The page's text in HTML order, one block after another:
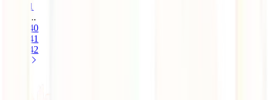
1
...
40
41
42